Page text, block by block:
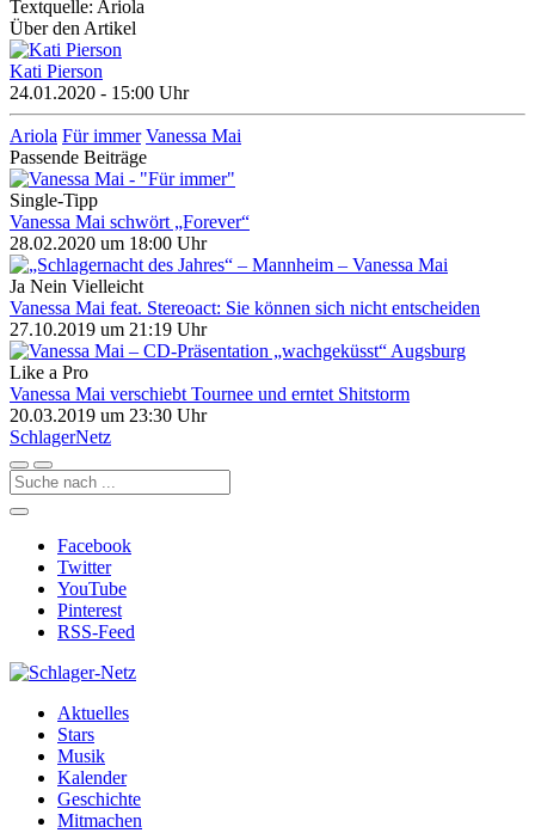
Textquelle: Ariola
Über den Artikel
Kati Pierson
24.01.2020 - 15:00 Uhr
Ariola Für immer Vanessa Mai
Passende Beiträge
Single-Tipp
Vanessa Mai schwört „Forever“
28.02.2020 um 18:00 Uhr
Ja Nein Vielleicht
Vanessa Mai feat. Stereoact: Sie können sich nicht entscheiden
27.10.2019 um 21:19 Uhr
Like a Pro
Vanessa Mai verschiebt Tournee und erntet Shitstorm
20.03.2019 um 23:30 Uhr
SchlagerNetz
Facebook
Twitter
YouTube
Pinterest
RSS-Feed
Aktuelles
Stars
Musik
Kalender
Geschichte
Mitmachen